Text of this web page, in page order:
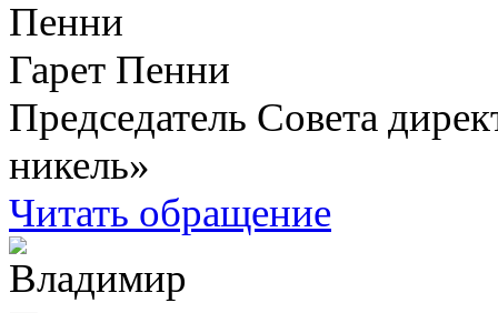
Гарет Пенни
Председатель Совета
никель»
Читать обращение